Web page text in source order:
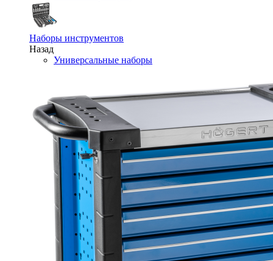
Наборы инструментов
Назад
Универсальные наборы